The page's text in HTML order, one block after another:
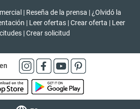
| Reseña de la prensa | ¿Olvidó la
| Leer ofertas | Crear oferta | Leer
|Crear solicitud